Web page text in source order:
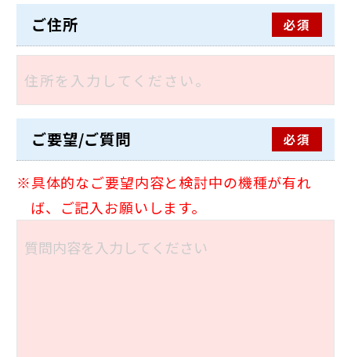
ご住所 必須
ご要望/ご質問 必須
具体的なご要望内容と検討中の機種が有れ
ば、ご記入お願いします。